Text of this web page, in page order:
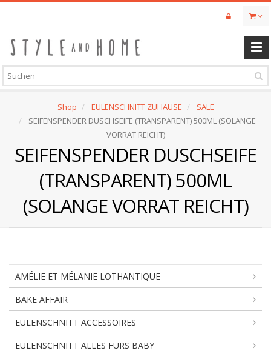
Skip
content
Shop EULENSCHNITT ZUHAUSE
SALE
SEIFENSPENDER DUSCHSEIFE (TRANSPARENT) 500ML (SOLANGE
VORRAT REICHT)
SEIFENSPENDER DUSCHSEIFE
(TRANSPARENT) 500ML
(SOLANGE VORRAT REICHT)
AMÉLIE ET MÉLANIE LOTHANTIQUE
BAKE AFFAIR
EULENSCHNITT ACCESSOIRES
EULENSCHNITT ALLES FÜRS BABY